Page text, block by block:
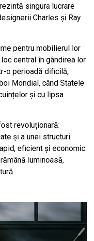
singura lucrare
Charles și Ray
pentru mobilierul lor
central în gândirea lor
o perioadă dificilă,
Mondial, când Statele
și cu lipsa
revoluționară:
și a unei structuri
eficient și economic.
luminoasă,